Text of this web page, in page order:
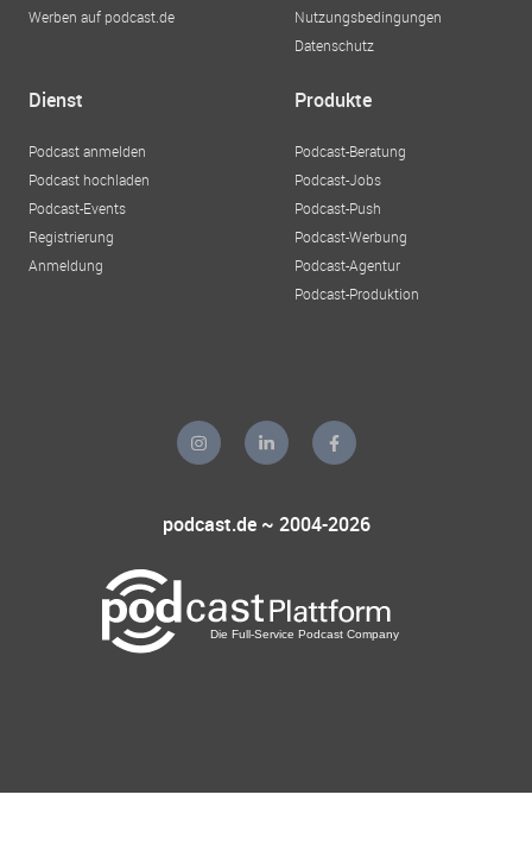
Werben auf podcast.de
Nutzungsbedingungen
Datenschutz
Dienst
Podcast anmelden
Podcast hochladen
Podcast-Events
Registrierung
Anmeldung
Produkte
Podcast-Beratung
Podcast-Jobs
Podcast-Push
Podcast-Werbung
Podcast-Agentur
Podcast-Produktion
podcast.de ~ 2004-2026